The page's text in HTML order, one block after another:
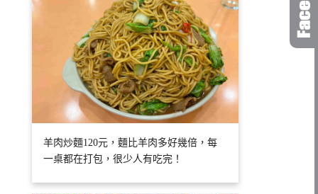
羊肉炒麵120元，麵比羊肉多好幾倍，每
一桌都在打包，很少人有吃完！